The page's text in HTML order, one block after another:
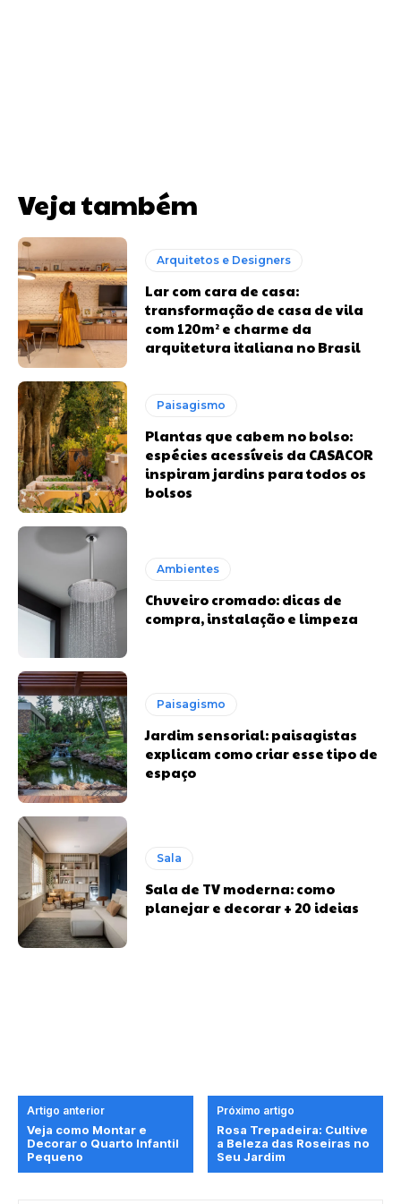
Veja também
Arquitetos e Designers
Lar com cara de casa:
transformação de casa de vila
com 120m² e charme da
arquitetura italiana no Brasil
Paisagismo
Plantas que cabem no bolso:
espécies acessíveis da CASACOR
inspiram jardins para todos os
bolsos
Ambientes
Chuveiro cromado: dicas de
compra, instalação e limpeza
Paisagismo
Jardim sensorial: paisagistas
explicam como criar esse tipo de
espaço
Sala
Sala de TV moderna: como
planejar e decorar + 20 ideias
Artigo anterior
Veja como Montar e
Decorar o Quarto Infantil
Pequeno
Próximo artigo
Rosa Trepadeira: Cultive
a Beleza das Roseiras no
Seu Jardim